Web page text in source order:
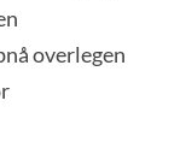
overlegen